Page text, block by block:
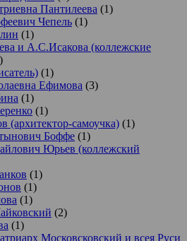
Пантилеева (1)
Чепель (1)
(1)
и А.С.Исакова (коллежские
(1)
Ефимова (3)
(1)
(1)
(архитектор-самоучка) (1)
Боффе (1)
Юрьев (коллежский
(1)
(1)
(1)
(2)
(1)
Московсковский и всея Руси